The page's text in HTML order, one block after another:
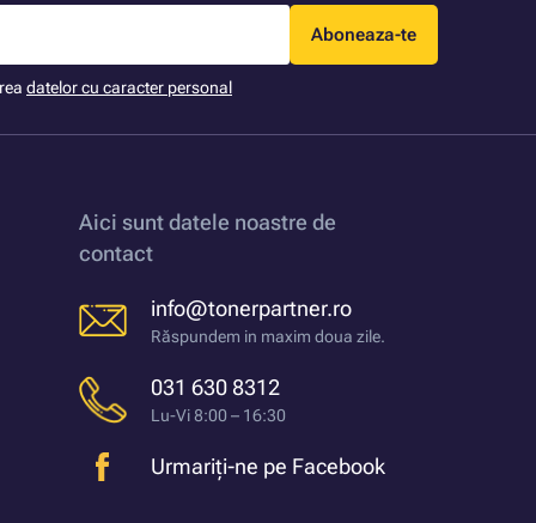
Aboneaza-te
datelor cu caracter personal
Aici sunt datele noastre de
contact
info@tonerpartner.ro
Răspundem in maxim doua zile.
031 630 8312
Lu-Vi 8:00 – 16:30
Urmariți-ne pe Facebook